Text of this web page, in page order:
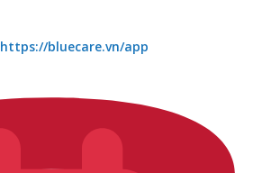
https://bluecare.vn/app